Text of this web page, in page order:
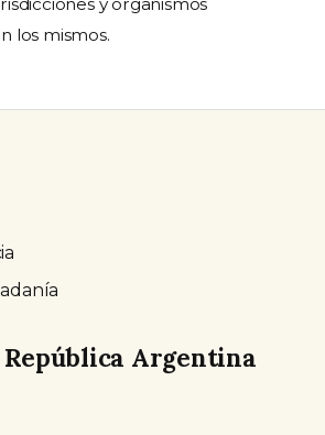
los mismos.
Argentina